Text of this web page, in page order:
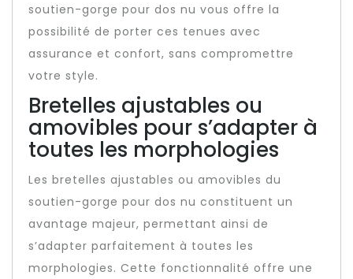
soutien-gorge pour dos nu vous offre la
possibilité de porter ces tenues avec
assurance et confort, sans compromettre
votre style.
Bretelles ajustables ou
amovibles pour s’adapter à
toutes les morphologies
Les bretelles ajustables ou amovibles du
soutien-gorge pour dos nu constituent un
avantage majeur, permettant ainsi de
s’adapter parfaitement à toutes les
morphologies. Cette fonctionnalité offre une